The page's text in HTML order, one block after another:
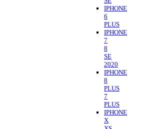
IPHONE
6
PLUS
IPHONE
7
8
SE
2020
IPHONE
8
PLUS
7
PLUS
IPHONE
X